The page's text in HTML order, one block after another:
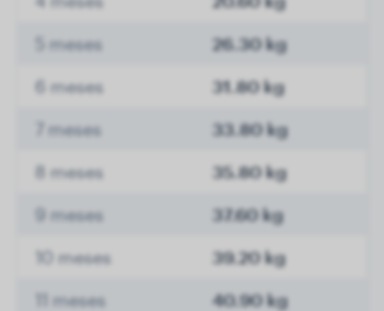
5 meses 26.30 kg
6 meses 31.80 kg
7 meses 33.80 kg
8 meses 35.80 kg
9 meses 37.60 kg
10 meses 39.20 kg
11 meses 40.90 kg